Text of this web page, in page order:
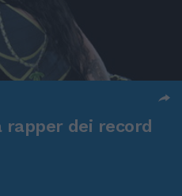
rapper dei record